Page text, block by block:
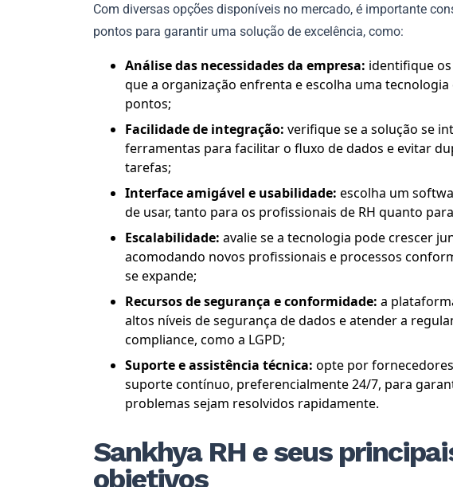
Com diversas opções disponíveis no mercado, é importante
pontos para garantir uma solução de excelência, como:
Análise das necessidades da empresa: identifique
que a organização enfrenta e escolha uma tecnologia
pontos;
Facilidade de integração: verifique se a solução se
ferramentas para facilitar o fluxo de dados e evitar
tarefas;
Interface amigável e usabilidade: escolha um
de usar, tanto para os profissionais de RH quanto
Escalabilidade: avalie se a tecnologia pode crescer
acomodando novos profissionais e processos
se expande;
Recursos de segurança e conformidade: a
altos níveis de segurança de dados e atender a
compliance, como a LGPD;
Suporte e assistência técnica: opte por
suporte contínuo, preferencialmente 24/7, para
problemas sejam resolvidos rapidamente.
Sankhya RH e seus
objetivos